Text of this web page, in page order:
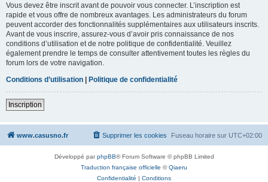
Vous devez être inscrit avant de pouvoir vous connecter. L’inscription est
rapide et vous offre de nombreux avantages. Les administrateurs du forum
peuvent accorder des fonctionnalités supplémentaires aux utilisateurs inscrits.
Avant de vous inscrire, assurez-vous d’avoir pris connaissance de nos
conditions d’utilisation et de notre politique de confidentialité. Veuillez
également prendre le temps de consulter attentivement toutes les règles du
forum lors de votre navigation.
Conditions d’utilisation | Politique de confidentialité
Inscription
www.casusno.fr Fuseau horaire sur UTC+02:00
Supprimer les cookies
Développé parphpBB® Forum Software © phpBB Limited
Traduction française officielle ©Qiaeru
Confidentialité | Conditions